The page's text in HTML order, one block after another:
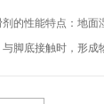
的性能特点：地面
脚底接触时，形成